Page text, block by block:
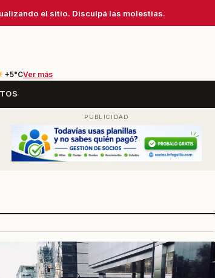
el sitio. Disculpá las molestias.
+5°CVer más